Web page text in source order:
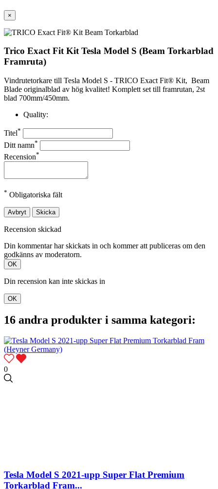
×
Trico Exact Fit Kit Tesla Model S (Beam Torkarblad
Framruta)
Vindrutetorkare till Tesla Model S - TRICO Exact Fit® Kit, Beam
Blade originalblad av hög kvalitet! Komplett set till framrutan, 2st
blad 700mm/450mm.
Quality:
Titel*
Ditt namn*
Recension*
* Obligatoriska fält
Avbryt Skicka
Recension skickad
Din kommentar har skickats in och kommer att publiceras om den
godkänns av moderatorn.
OK
Din recension kan inte skickas in
OK
16 andra produkter i samma kategori:
0
Tesla Model S 2021-upp Super Flat Premium
Torkarblad Fram...